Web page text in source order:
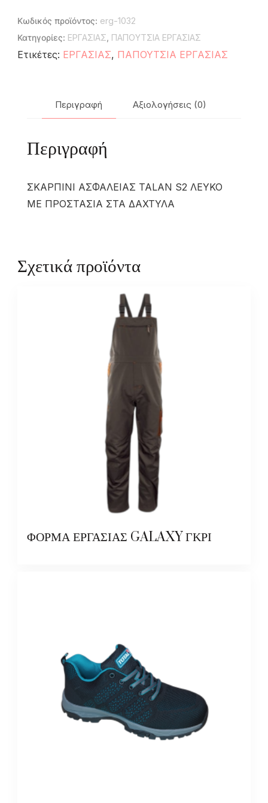
Κωδικός προϊόντος: erg-1032
Κατηγορίες: ΕΡΓΑΣΙΑΣ, ΠΑΠΟΥΤΣΙΑ ΕΡΓΑΣΙΑΣ
Ετικέτες: ΕΡΓΑΣΙΑΣ, ΠΑΠΟΥΤΣΙΑ ΕΡΓΑΣΙΑΣ
Περιγραφή Αξιολογήσεις (0)
Περιγραφή
ΣΚΑΡΠΙΝΙ ΑΣΦΑΛΕΙΑΣ TALAN S2 ΛΕΥΚΟ
ΜΕ ΠΡΟΣΤΑΣΙΑ ΣΤΑ ΔΑΧΤΥΛΑ
Σχετικά προϊόντα
ΦΟΡΜΑ ΕΡΓΑΣΙΑΣ GALAXY ΓΚΡΙ